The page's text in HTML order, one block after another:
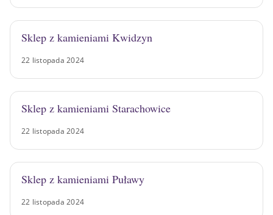
Sklep z kamieniami Kwidzyn
22 listopada 2024
Sklep z kamieniami Starachowice
22 listopada 2024
Sklep z kamieniami Puławy
22 listopada 2024